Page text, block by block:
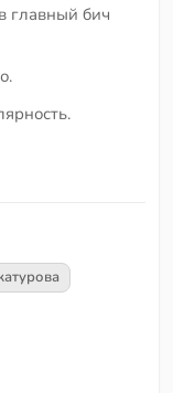
главный бич